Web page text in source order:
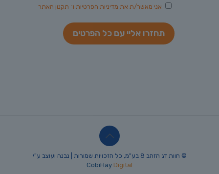
אני מאשר/ת את מדיניות הפרטיות ו־ תקנון האתר
© חוות דג הזהב 8 בע"מ, כל הזכויות שמורות | נבנה ועוצב ע"י
CobiHay Digital